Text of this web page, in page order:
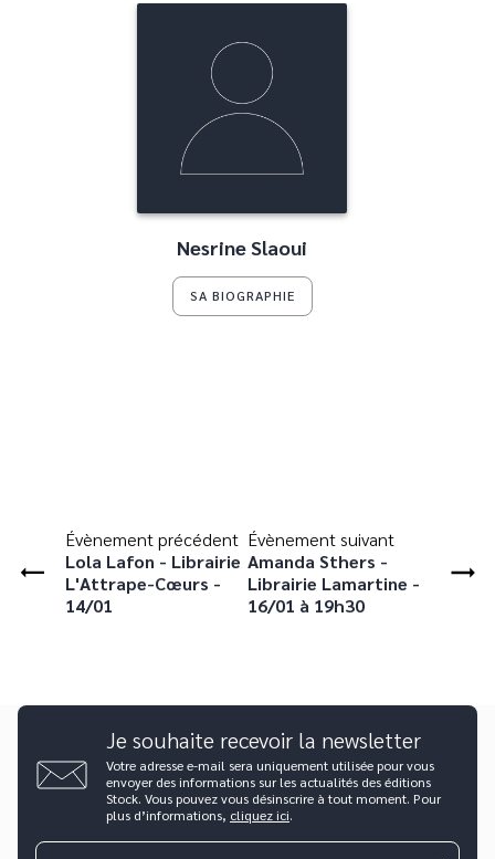
Nesrine Slaoui
SA BIOGRAPHIE
Évènement précédent
Lola Lafon - Librairie
L'Attrape-Cœurs -
14/01
Évènement suivant
Amanda Sthers -
Librairie Lamartine -
16/01 à 19h30
Je souhaite recevoir la newsletter
Votre adresse e-mail sera uniquement utilisée pour vous
envoyer des informations sur les actualités des éditions
Stock. Vous pouvez vous désinscrire à tout moment. Pour
plus d’informations, cliquez ici.